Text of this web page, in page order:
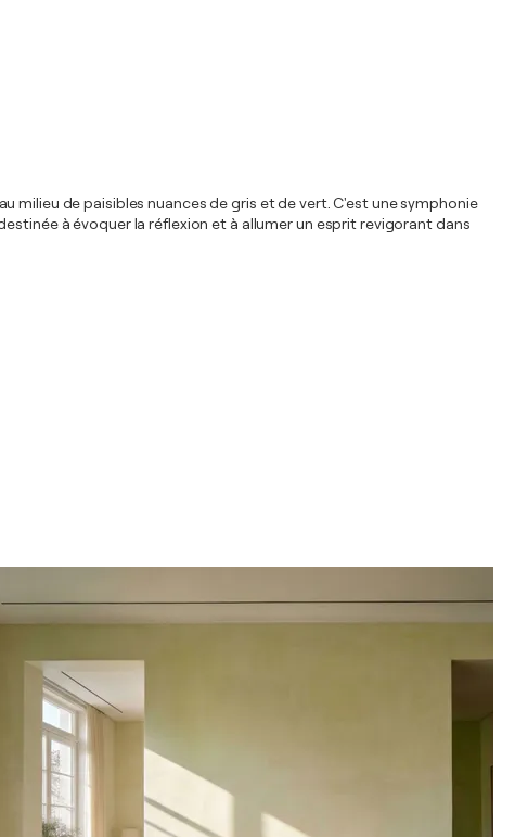
milieu de paisibles nuances de gris et de vert. C'est une symphonie
à évoquer la réflexion et à allumer un esprit revigorant dans